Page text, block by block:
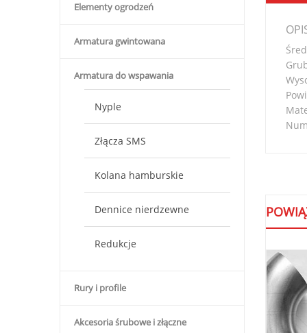
Elementy ogrodzeń
Armatura gwintowana
Armatura do wspawania
Nyple
Złącza SMS
Kolana hamburskie
Dennice nierdzewne
Redukcje
Rury i profile
Akcesoria śrubowe i złączne